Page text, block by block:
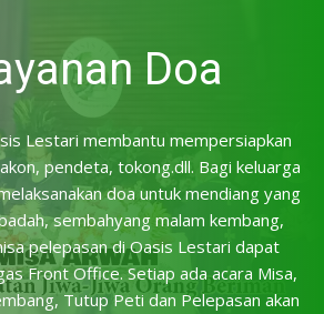
Doa
Lestari membantu mempersiapkan
pendeta, tokong.dll. Bagi keluarga
doa untuk mendiang yang
sembahyang malam kembang,
pelepasan di Oasis Lestari dapat
Front Office. Setiap ada acara Misa,
Tutup Peti dan Pelepasan akan